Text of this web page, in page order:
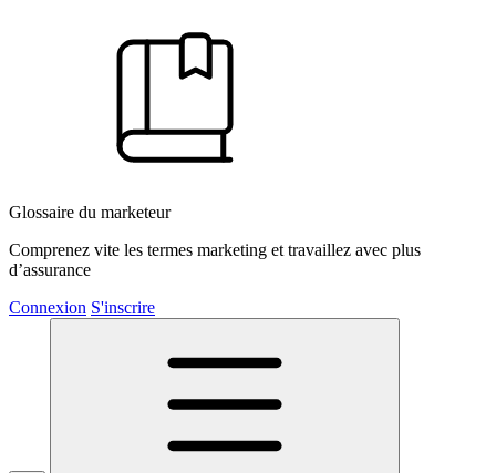
Glossaire du marketeur
Comprenez vite les termes marketing et travaillez avec plus
d’assurance
Connexion S'inscrire